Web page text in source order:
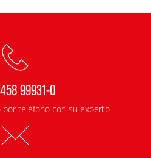
99931-0
por teléfono con su experto